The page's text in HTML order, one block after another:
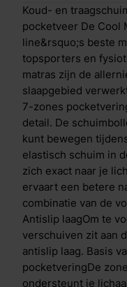
door de zonering te
6.000 deelnemers.
van de pocketveer
De Air Release-laag
snel en
matras. Het
Iedere nacht weer.
Support laag geniet
een goede
direct fris en
laag is ook de Body
insnijdingen per
lichaam op het
ondersteunen.
matras zorgen voor
draait een stuk
ieder mens per
verandert. Dit doen
Koud- en
pocketveer De Cool
line&rsquo;s beste
topsporters en
matras zijn de
slaapgebied
7-zones
detail. De
kunt bewegen
elastisch schuim in
zich exact naar je
ervaart een betere
combinatie van de
Antislip laagOm te
verschuiven zit aan
antislip laag. Basis
pocketveringDe
ondersteunt je